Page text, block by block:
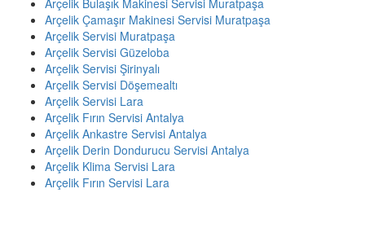
Arçelik Çamaşır Makinesi Servisi Muratpaşa
Arçelik Servisi Muratpaşa
Arçelik Servisi Güzeloba
Arçelik Servisi Şirinyalı
Arçelik Servisi Döşemealtı
Arçelik Servisi Lara
Arçelik Fırın Servisi Antalya
Arçelik Ankastre Servisi Antalya
Arçelik Derin Dondurucu Servisi Antalya
Arçelik Klima Servisi Lara
Arçelik Fırın Servisi Lara